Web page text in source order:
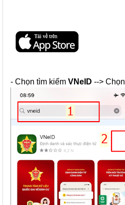
- Chọn tìm kiếm VNeID --> Chọn